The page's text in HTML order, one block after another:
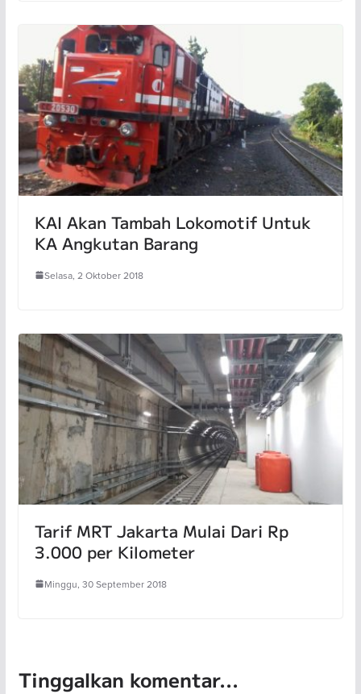
KAI Akan Tambah Lokomotif Untuk
KA Angkutan Barang
Selasa, 2 Oktober 2018
Tarif MRT Jakarta Mulai Dari Rp
3.000 per Kilometer
Minggu, 30 September 2018
Tinggalkan komentar...